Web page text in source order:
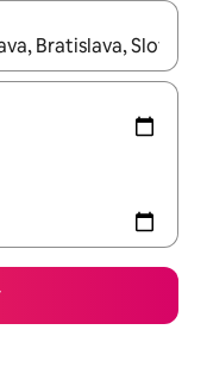
les flèches vers le